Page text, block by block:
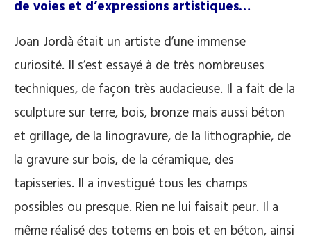
de voies et d’expressions artistiques…
Joan Jordà était un artiste d’une immense
curiosité. Il s’est essayé à de très nombreuses
techniques, de façon très audacieuse. Il a fait de la
sculpture sur terre, bois, bronze mais aussi béton
et grillage, de la linogravure, de la lithographie, de
la gravure sur bois, de la céramique, des
tapisseries. Il a investigué tous les champs
possibles ou presque. Rien ne lui faisait peur. Il a
même réalisé des totems en bois et en béton, ainsi